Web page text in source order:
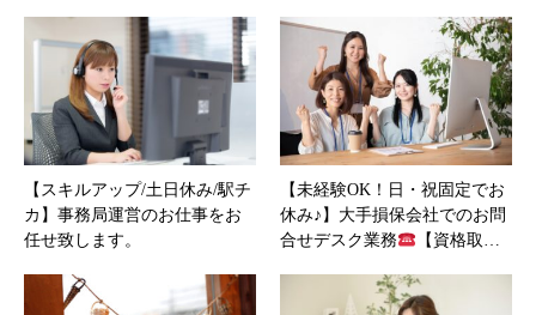
【スキルアップ/土日休み/駅チ
カ】事務局運営のお仕事をお
任せ致します。
【未経験OK！日・祝固定でお
休み♪】大手損保会社でのお問
合せデスク業務
【資格取…